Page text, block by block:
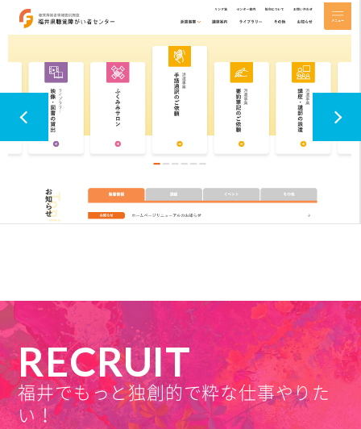
社会福祉法人 福井県聴覚障がい者協会 様
福井県福井市
Webサイト制作
RECRUIT
福井でもっと独創的で粋な仕事やりた
い！